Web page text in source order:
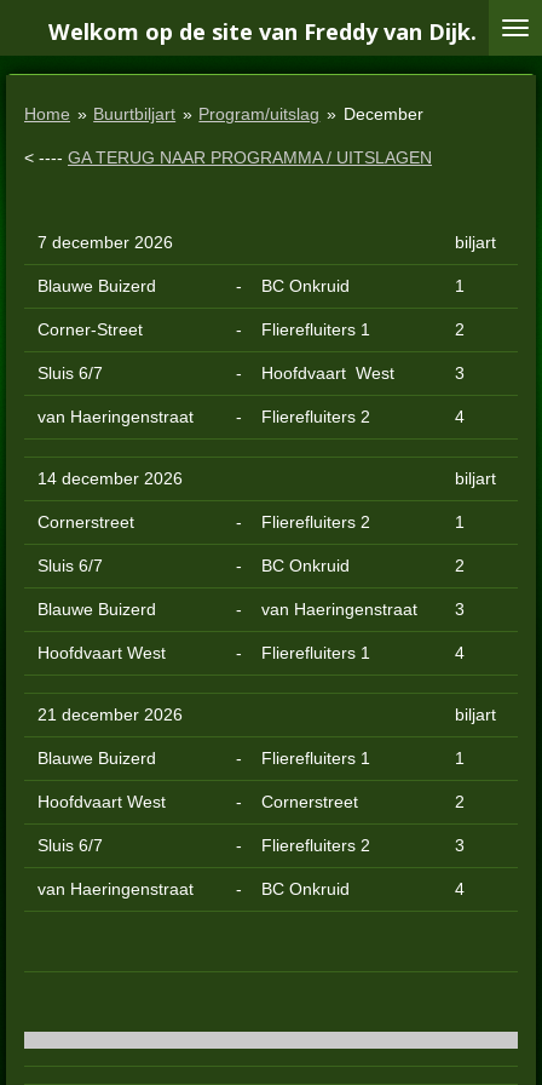
naar
de
Welkom op de site van Freddy van Dijk.
Home » Buurtbiljart » Program/uitslag » December
< ---- GA TERUG NAAR PROGRAMMA / UITSLAGEN
7 december 2026 biljart
Blauwe Buizerd - BC Onkruid 1
Corner-Street - Flierefluiters 1 2
Sluis 6/7 - Hoofdvaart West 3
van Haeringenstraat - Flierefluiters 2 4
14 december 2026 biljart
Cornerstreet - Flierefluiters 2 1
Sluis 6/7 - BC Onkruid 2
Blauwe Buizerd - van Haeringenstraat 3
Hoofdvaart West - Flierefluiters 1 4
21 december 2026 biljart
Blauwe Buizerd - Flierefluiters 1 1
Hoofdvaart West - Cornerstreet 2
Sluis 6/7 - Flierefluiters 2 3
van Haeringenstraat - BC Onkruid 4